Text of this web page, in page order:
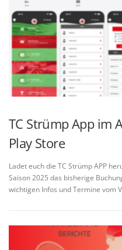
TC Strümp App im
Play Store
Ladet euch die TC Strümp APP
Saison 2025 das bisherige
wichtigen Infos und Termine vom